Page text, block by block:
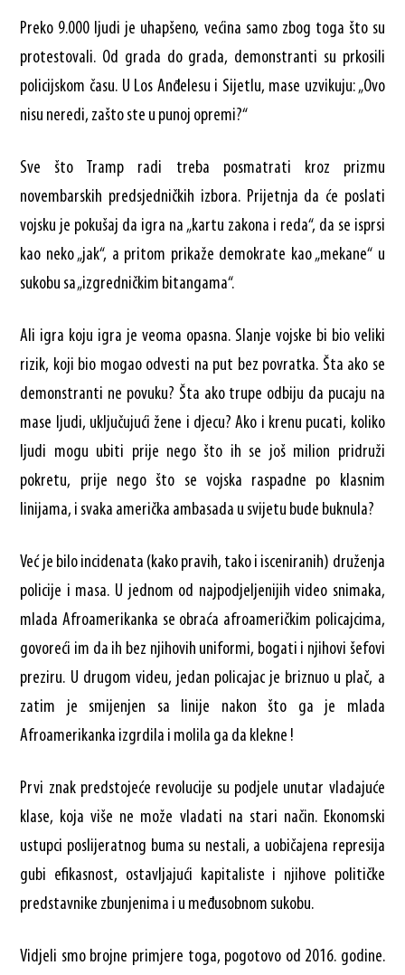
Preko 9.000 ljudi je uhapšeno, većina samo zbog toga što su
protestovali. Od grada do grada, demonstranti su prkosili
policijskom času. U Los Anđelesu i Sijetlu, mase uzvikuju: „Ovo
nisu neredi, zašto ste u punoj opremi?“
Sve što Tramp radi treba posmatrati kroz prizmu
novembarskih predsjedničkih izbora. Prijetnja da će poslati
vojsku je pokušaj da igra na „kartu zakona i reda“, da se isprsi
kao neko „jak“, a pritom prikaže demokrate kao „mekane“ u
sukobu sa „izgredničkim bitangama“.
Ali igra koju igra je veoma opasna. Slanje vojske bi bio veliki
rizik, koji bio mogao odvesti na put bez povratka. Šta ako se
demonstranti ne povuku? Šta ako trupe odbiju da pucaju na
mase ljudi, uključujući žene i djecu? Ako i krenu pucati, koliko
ljudi mogu ubiti prije nego što ih se još milion pridruži
pokretu, prije nego što se vojska raspadne po klasnim
linijama, i svaka američka ambasada u svijetu bude buknula?
Već je bilo incidenata (kako pravih, tako i isceniranih) druženja
policije i masa. U jednom od najpodjeljenijih video snimaka,
mlada Afroamerikanka se obraća afroameričkim policajcima,
govoreći im da ih bez njihovih uniformi, bogati i njihovi šefovi
preziru. U drugom videu, jedan policajac je briznuo u plač, a
zatim je smijenjen sa linije nakon što ga je mlada
Afroamerikanka izgrdila i molila ga da klekne !
Prvi znak predstojeće revolucije su podjele unutar vladajuće
klase, koja više ne može vladati na stari način. Ekonomski
ustupci poslijeratnog buma su nestali, a uobičajena represija
gubi efikasnost, ostavljajući kapitaliste i njihove političke
predstavnike zbunjenima i u međusobnom sukobu.
Vidjeli smo brojne primjere toga, pogotovo od 2016. godine.